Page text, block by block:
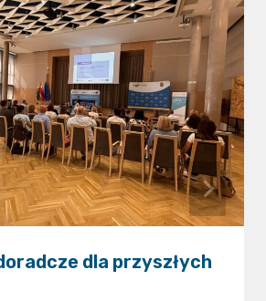
dla przyszłych